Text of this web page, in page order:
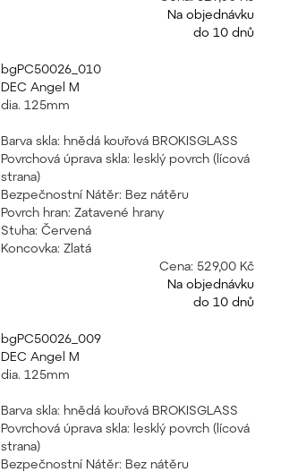
Na objednávku
do 10 dnů
bgPC50026_010
DEC Angel M
dia. 125mm
Barva skla: hnědá kouřová BROKISGLASS
Povrchová úprava skla: lesklý povrch (lícová
strana)
Bezpečnostní Nátěr: Bez nátěru
Povrch hran: Zatavené hrany
Stuha: Červená
Koncovka: Zlatá
Cena: 529,00 Kč
Na objednávku
do 10 dnů
bgPC50026_009
DEC Angel M
dia. 125mm
Barva skla: hnědá kouřová BROKISGLASS
Povrchová úprava skla: lesklý povrch (lícová
strana)
Bezpečnostní Nátěr: Bez nátěru